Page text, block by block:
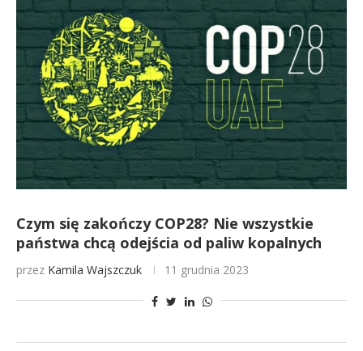
Czym się zakończy COP28? Nie wszystkie
państwa chcą odejścia od paliw kopalnych
przez Kamila Wajszczuk 11 grudnia 2023